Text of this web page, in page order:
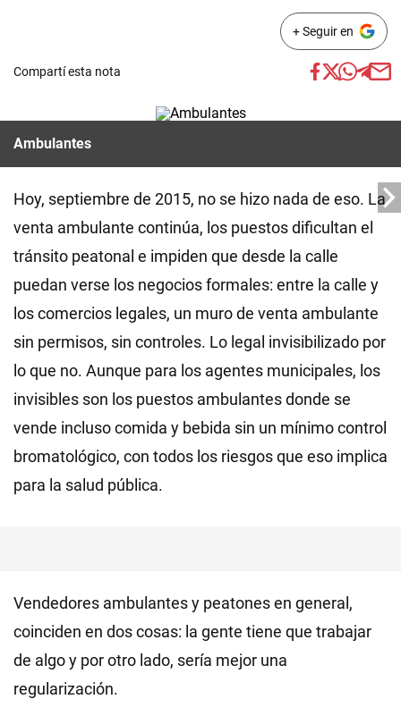
+ Seguir en
Compartí esta nota
Ambulantes
Hoy, septiembre de 2015, no se hizo nada de eso. La
venta ambulante continúa, los puestos dificultan el
tránsito peatonal e impiden que desde la calle
puedan verse los negocios formales: entre la calle y
los comercios legales, un muro de venta ambulante
sin permisos, sin controles. Lo legal invisibilizado por
lo que no. Aunque para los agentes municipales, los
invisibles son los puestos ambulantes donde se
vende incluso comida y bebida sin un mínimo control
bromatológico, con todos los riesgos que eso implica
para la salud pública.
Vendedores ambulantes y peatones en general,
coinciden en dos cosas: la gente tiene que trabajar
de algo y por otro lado, sería mejor una
regularización.